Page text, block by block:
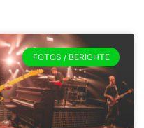
FOTOS / BERICHTE